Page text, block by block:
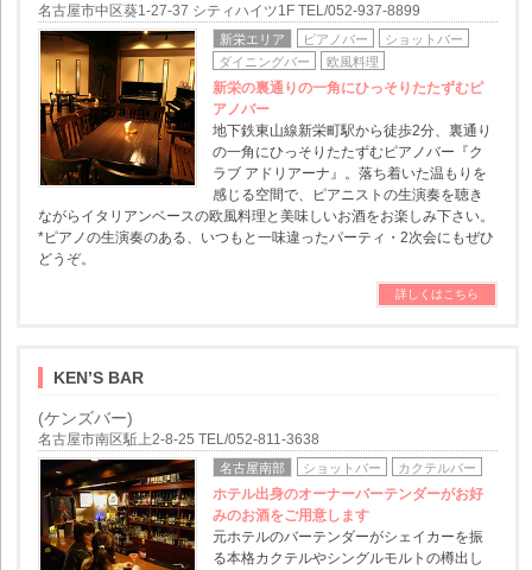
名古屋市中区葵1-27-37 シティハイツ1F TEL/052-937-8899
新栄エリア ピアノバー
ショットバー
ダイニングバー
欧風料理
新栄の裏通りの一角にひっそりたたずむピ
アノバー
地下鉄東山線新栄町駅から徒歩2分、裏通り
の一角にひっそりたたずむピアノバー『ク
ラブ アドリアーナ』。落ち着いた温もりを
感じる空間で、ピアニストの生演奏を聴き
ながらイタリアンベースの欧風料理と美味しいお酒をお楽しみ下さい。
*ピアノの生演奏のある、いつもと一味違ったパーティ・2次会にもぜひ
どうぞ。
詳しくはこちら
KEN’S BAR
(ケンズバー)
名古屋市南区駈上2-8-25 TEL/052-811-3638
名古屋南部 ショットバー カクテルバー
ホテル出身のオーナーバーテンダーがお好
みのお酒をご用意します
元ホテルのバーテンダーがシェイカーを振
る本格カクテルやシングルモルトの樽出し